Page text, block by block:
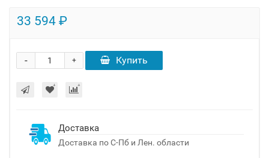
33 594 ₽
+
- Купить
Доставка
Доставка по С-Пб и Лен. области